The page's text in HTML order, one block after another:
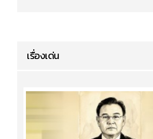
เรื่องเด่น